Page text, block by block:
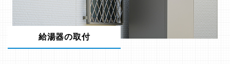
給湯器の取付